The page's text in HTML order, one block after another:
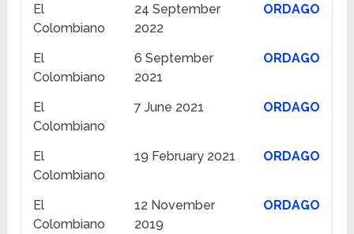
El
Colombiano
24 September
2022
ORDAGO
El
Colombiano
6 September
2021
ORDAGO
El
Colombiano
7 June 2021 ORDAGO
El
Colombiano
19 February 2021 ORDAGO
El
Colombiano
12 November
2019
ORDAGO